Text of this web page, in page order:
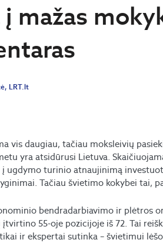
į mažas
LRT.lt
vis daugiau, tačiau moksleivių
yra atsidūrusi Lietuva.
į ugdymo turinio atnaujinimą
Tačiau švietimo kokybei tai,
bendradarbiavimo ir plėtros
55-oje pozicijoje iš 72. Tai
ir ekspertai sutinka – švietimui